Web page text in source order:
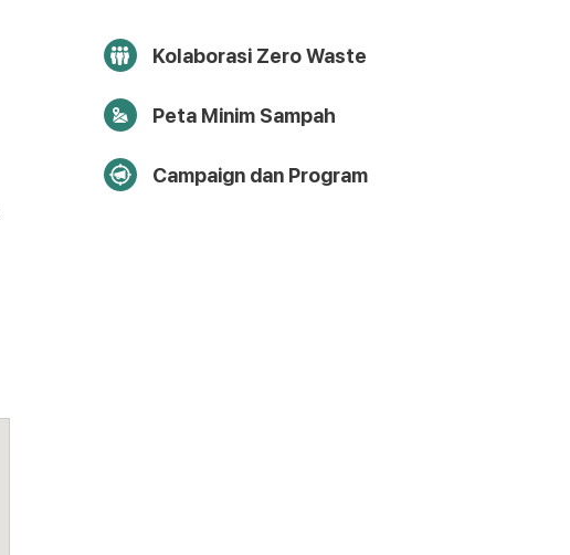
Kolaborasi Zero Waste
Peta Minim Sampah
Campaign dan Program